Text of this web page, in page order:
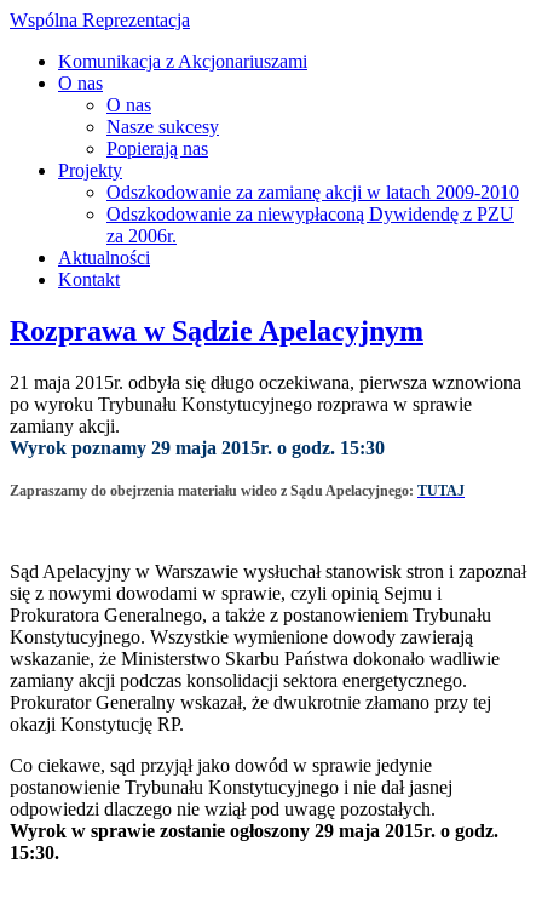
Wspólna Reprezentacja
Komunikacja z Akcjonariuszami
O nas
O nas
Nasze sukcesy
Popierają nas
Projekty
Odszkodowanie za zamianę akcji w latach 2009-2010
Odszkodowanie za niewypłaconą Dywidendę z PZU
za 2006r.
Aktualności
Kontakt
Rozprawa w Sądzie Apelacyjnym
21 maja 2015r. odbyła się długo oczekiwana, pierwsza wznowiona
po wyroku Trybunału Konstytucyjnego rozprawa w sprawie
zamiany akcji.
Wyrok poznamy 29 maja 2015r. o godz. 15:30
Zapraszamy do obejrzenia materiału wideo z Sądu Apelacyjnego: TUTAJ
Sąd Apelacyjny w Warszawie wysłuchał stanowisk stron i zapoznał
się z nowymi dowodami w sprawie, czyli opinią Sejmu i
Prokuratora Generalnego, a także z postanowieniem Trybunału
Konstytucyjnego. Wszystkie wymienione dowody zawierają
wskazanie, że Ministerstwo Skarbu Państwa dokonało wadliwie
zamiany akcji podczas konsolidacji sektora energetycznego.
Prokurator Generalny wskazał, że dwukrotnie złamano przy tej
okazji Konstytucję RP.
Co ciekawe, sąd przyjął jako dowód w sprawie jedynie
postanowienie Trybunału Konstytucyjnego i nie dał jasnej
odpowiedzi dlaczego nie wziął pod uwagę pozostałych.
Wyrok w sprawie zostanie ogłoszony 29 maja 2015r. o godz.
15:30.